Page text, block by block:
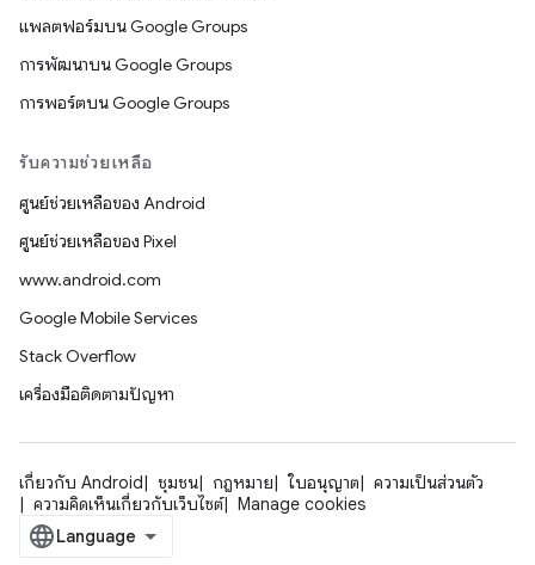
แพลตฟอร์มบน Google Groups
การพัฒนาบน Google Groups
การพอร์ตบน Google Groups
รับความช่วยเหลือ
ศูนย์ช่วยเหลือของ Android
ศูนย์ช่วยเหลือของ Pixel
www.android.com
Google Mobile Services
Stack Overflow
เครื่องมือติดตามปัญหา
เกี่ยวกับ Android ชุมชน กฎหมาย ใบอนุญาต
ความเป็นส่วนตัว
ความคิดเห็นเกี่ยวกับเว็บไซต์
Manage cookies